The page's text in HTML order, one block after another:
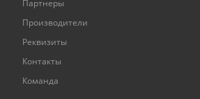
Партнеры
Производители
Реквизиты
Контакты
Команда